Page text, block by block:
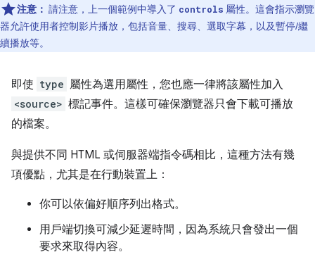
注意： 請注意，上一個範例中導入了 controls 屬性。這會指示瀏覽
器允許使用者控制影片播放，包括音量、搜尋、選取字幕，以及暫停/繼
續播放等。
即使 type 屬性為選用屬性，您也應一律將該屬性加入
<source> 標記事件。這樣可確保瀏覽器只會下載可播放
的檔案。
與提供不同 HTML 或伺服器端指令碼相比，這種方法有幾
項優點，尤其是在行動裝置上：
你可以依偏好順序列出格式。
用戶端切換可減少延遲時間，因為系統只會發出一個
要求來取得內容。